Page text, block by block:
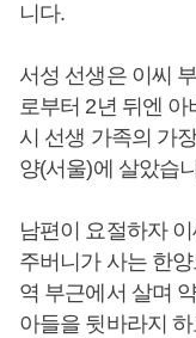
니다.
서성 선생은 이씨
로부터 2년 뒤엔
시 선생 가족의 가
양(서울)에 살았습
남편이 요절하자
주버니가 사는 한
역 부근에서 살며
아들을 뒷바라지